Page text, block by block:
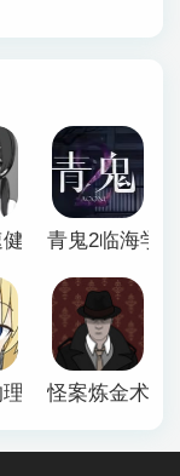
游戏
康诊断安卓汉化
青鬼2临海学
想生活安卓
怪案炼金术师